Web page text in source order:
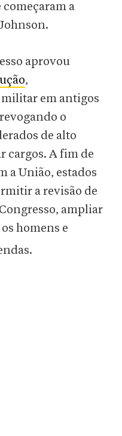
começaram a
aprovou
,
militar em antigos
o
de alto
cargos. A fim de
a União, estados
a revisão de
ampliar
homens e